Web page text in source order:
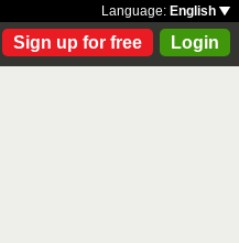
Language: English
Sign up for free Login